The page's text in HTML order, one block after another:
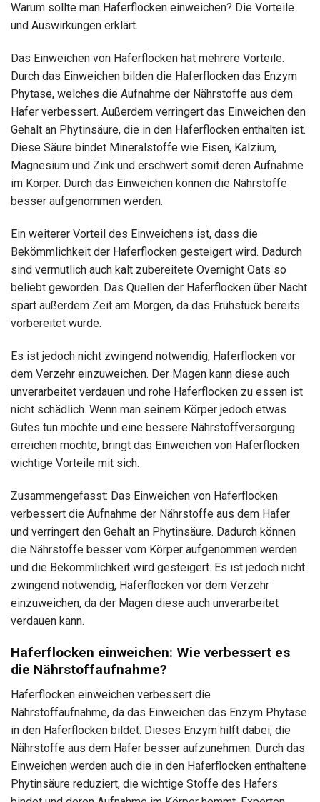
Warum sollte man Haferflocken einweichen? Die Vorteile
und Auswirkungen erklärt.
Das Einweichen von Haferflocken hat mehrere Vorteile.
Durch das Einweichen bilden die Haferflocken das Enzym
Phytase, welches die Aufnahme der Nährstoffe aus dem
Hafer verbessert. Außerdem verringert das Einweichen den
Gehalt an Phytinsäure, die in den Haferflocken enthalten ist.
Diese Säure bindet Mineralstoffe wie Eisen, Kalzium,
Magnesium und Zink und erschwert somit deren Aufnahme
im Körper. Durch das Einweichen können die Nährstoffe
besser aufgenommen werden.
Ein weiterer Vorteil des Einweichens ist, dass die
Bekömmlichkeit der Haferflocken gesteigert wird. Dadurch
sind vermutlich auch kalt zubereitete Overnight Oats so
beliebt geworden. Das Quellen der Haferflocken über Nacht
spart außerdem Zeit am Morgen, da das Frühstück bereits
vorbereitet wurde.
Es ist jedoch nicht zwingend notwendig, Haferflocken vor
dem Verzehr einzuweichen. Der Magen kann diese auch
unverarbeitet verdauen und rohe Haferflocken zu essen ist
nicht schädlich. Wenn man seinem Körper jedoch etwas
Gutes tun möchte und eine bessere Nährstoffversorgung
erreichen möchte, bringt das Einweichen von Haferflocken
wichtige Vorteile mit sich.
Zusammengefasst: Das Einweichen von Haferflocken
verbessert die Aufnahme der Nährstoffe aus dem Hafer
und verringert den Gehalt an Phytinsäure. Dadurch können
die Nährstoffe besser vom Körper aufgenommen werden
und die Bekömmlichkeit wird gesteigert. Es ist jedoch nicht
zwingend notwendig, Haferflocken vor dem Verzehr
einzuweichen, da der Magen diese auch unverarbeitet
verdauen kann.
Haferflocken einweichen: Wie verbessert es
die Nährstoffaufnahme?
Haferflocken einweichen verbessert die
Nährstoffaufnahme, da das Einweichen das Enzym Phytase
in den Haferflocken bildet. Dieses Enzym hilft dabei, die
Nährstoffe aus dem Hafer besser aufzunehmen. Durch das
Einweichen werden auch die in den Haferflocken enthaltene
Phytinsäure reduziert, die wichtige Stoffe des Hafers